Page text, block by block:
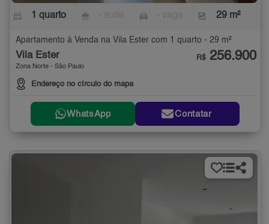
1 quarto 29 m²
Apartamento à Venda na Vila Ester com 1 quarto - 29 m²
Vila Ester
Zona Norte - São Paulo
Endereço no círculo do mapa
R$ 256.900
WhatsApp Contatar